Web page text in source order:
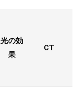
光の効
果
CT